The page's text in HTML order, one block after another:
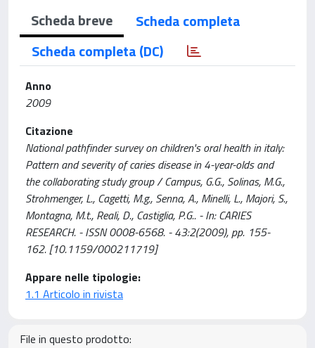
Scheda breve
Scheda completa
Scheda completa (DC)
Anno
2009
Citazione
National pathfinder survey on children's oral health in italy:
Pattern and severity of caries disease in 4-year-olds and
the collaborating study group / Campus, G.G., Solinas, M.G.,
Strohmenger, L., Cagetti, M.g., Senna, A., Minelli, L., Majori, S.,
Montagna, M.t., Reali, D., Castiglia, P.G.. - In: CARIES
RESEARCH. - ISSN 0008-6568. - 43:2(2009), pp. 155-
162. [10.1159/000211719]
Appare nelle tipologie:
1.1 Articolo in rivista
File in questo prodotto: